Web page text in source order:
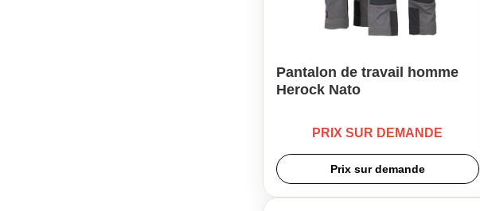
Pantalon de travail homme
Herock Nato
PRIX SUR DEMANDE
Prix sur demande